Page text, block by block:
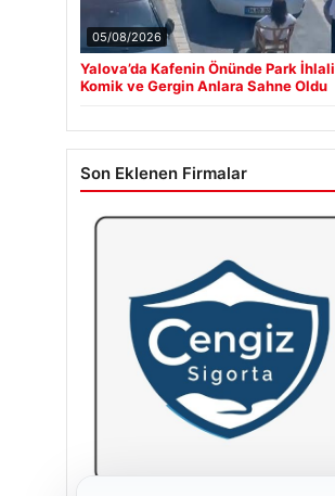
05/08/2026
Yalova’da Kafenin Önünde Park İhlali
Komik ve Gergin Anlara Sahne Oldu
Son Eklenen Firmalar